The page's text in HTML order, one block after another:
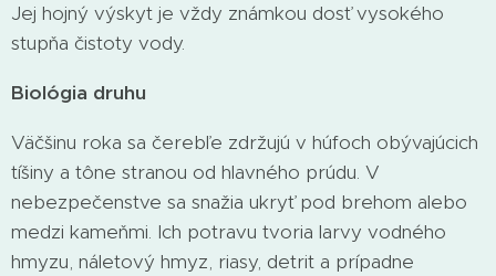
Jej hojný výskyt je vždy známkou dosť vysokého
stupňa čistoty vody.
Biológia druhu
Väčšinu roka sa čerebľe zdržujú v húfoch obývajúcich
tíšiny a tône stranou od hlavného prúdu. V
nebezpečenstve sa snažia ukryť pod brehom alebo
medzi kameňmi. Ich potravu tvoria larvy vodného
hmyzu, náletový hmyz, riasy, detrit a prípadne